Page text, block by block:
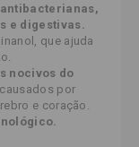
e digestivas.
que ajuda
nocivos do
por
e coração.
.